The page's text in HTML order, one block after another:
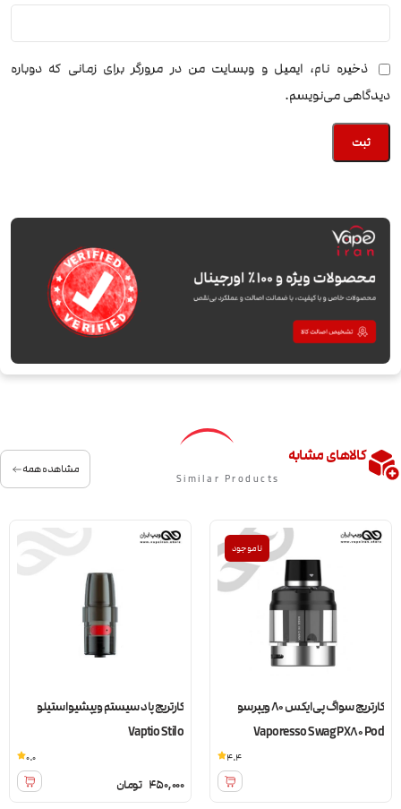
ذخیره نام، ایمیل و وبسایت من در مرورگر برای زمانی که دوباره
دیدگاهی می‌نویسم.
کالاهای مشابه
Similar Products
مشاهده همه
ناموجود
کارتریج سواگ پی ایکس 80 ویپرسو
Vaporesso Swag PX80 Pod
4.4
کارتریج پاد سیستم ویپشیو استیلو
Vaptio Stilo
450,000 تومان
0.0